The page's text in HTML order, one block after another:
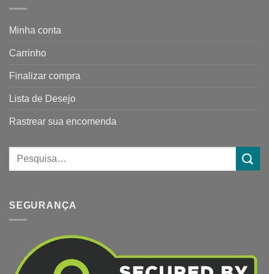
Minha conta
Carrinho
Finalizar compra
Lista de Desejo
Rastrear sua encomenda
SEGURANÇA